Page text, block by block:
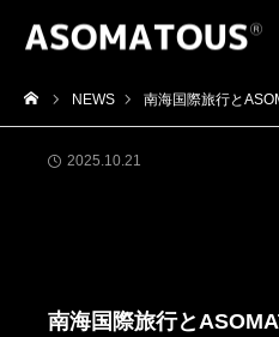
NEWS 南海国際旅行とASOMATOUS
2025.10.21
南海国際旅行と